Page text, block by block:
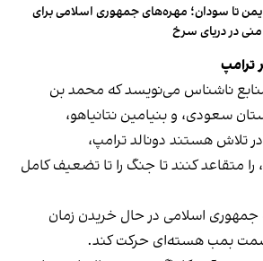
یمن تا سودان؛ مهره‌های جمهوری اسلامی برای
در دریای سرخ
ترامپ
ناشناس می‌نویسد که محمد بن
سعودی، و بنیامین نتانیاهو،
تلاش هستند دونالد ترامپ،
متقاعد کنند تا جنگ را تا تضعیف کامل
اسلامی در حال خریدن زمان
بمب هسته‌ای حرکت کند.